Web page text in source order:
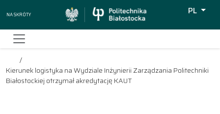
Na skróty
PL
Kierunek logistyka na Wydziale Inżynierii Zarządzania Politechniki
Białostockiej otrzymał akredytację KAUT